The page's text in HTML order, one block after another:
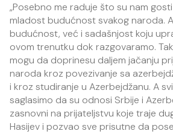
„Posebno me raduje što su nam
mladost budućnost svakog naroda.
budućnost, već i sadašnjost koju
ovom trenutku dok razgovaramo.
mogu da doprinesu daljem jačanju
naroda kroz povezivanje sa
i kroz studiranje u Azerbejdžanu. A
saglasimo da su odnosi Srbije i
zasnovni na prijateljstvu koje traje
Hasijev i pozvao sve prisutne da